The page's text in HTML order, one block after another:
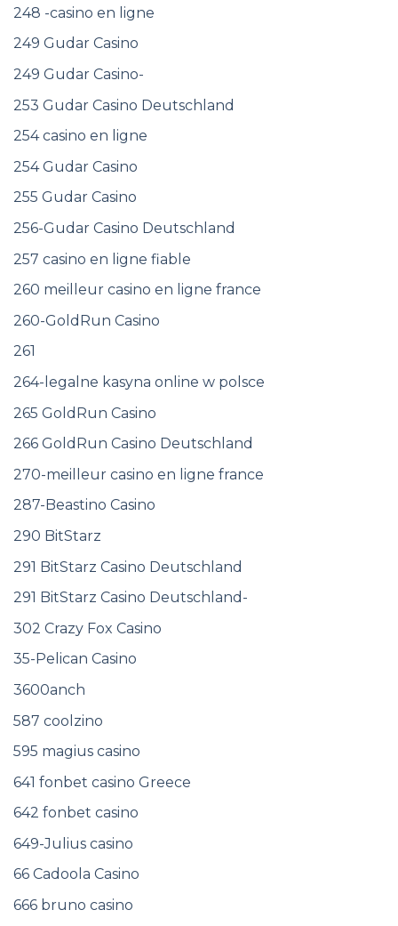
248 -casino en ligne
249 Gudar Casino
249 Gudar Casino-
253 Gudar Casino Deutschland
254 casino en ligne
254 Gudar Casino
255 Gudar Casino
256-Gudar Casino Deutschland
257 casino en ligne fiable
260 meilleur casino en ligne france
260-GoldRun Casino
261
264-legalne kasyna online w polsce
265 GoldRun Casino
266 GoldRun Casino Deutschland
270-meilleur casino en ligne france
287-Beastino Casino
290 BitStarz
291 BitStarz Casino Deutschland
291 BitStarz Casino Deutschland-
302 Crazy Fox Casino
35-Pelican Casino
3600anch
587 coolzino
595 magius casino
641 fonbet casino Greece
642 fonbet casino
649-Julius casino
66 Cadoola Casino
666 bruno casino